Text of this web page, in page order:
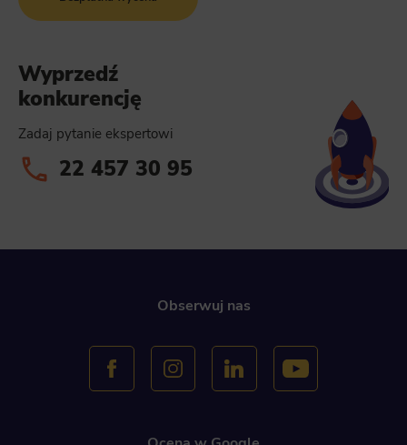
Wyprzedź
konkurencję
Zadaj pytanie ekspertowi
22 457 30 95
Obserwuj nas